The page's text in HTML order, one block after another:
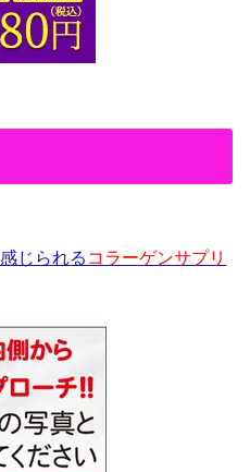
じられる コラーゲンサプリ